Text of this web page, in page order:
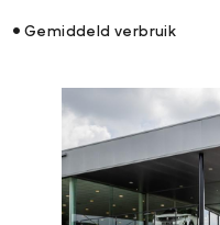
Gemiddeld verbruik